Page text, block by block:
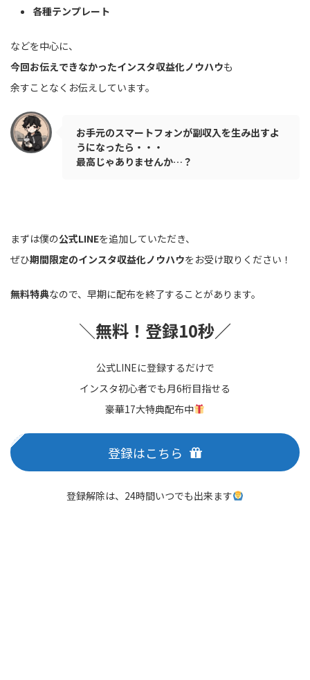
各種テンプレート
などを中心に、
今回お伝えできなかったインスタ収益化ノウハウも
余すことなくお伝えしています。
お手元のスマートフォンが副収入を生み出すよ
うになったら・・・
最高じゃありませんか…？
まずは僕の公式LINEを追加していただき、
ぜひ期間限定のインスタ収益化ノウハウをお受け取りください！
無料特典なので、早期に配布を終了することがあります。
＼無料！登録10秒／
公式LINEに登録するだけで
インスタ初心者でも月6桁目指せる
豪華17大特典配布中
登録はこちら
登録解除は、24時間いつでも出来ます